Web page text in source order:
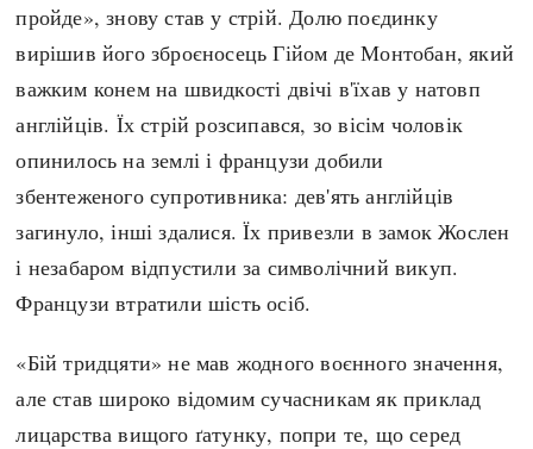
пройде», знову став у стрій. Долю поєдинку
вирішив його зброєносець Гійом де Монтобан, який
важким конем на швидкості двічі в'їхав у натовп
англійців. Їх стрій розсипався, зо вісім чоловік
опинилось на землі і французи добили
збентеженого супротивника: дев'ять англійців
загинуло, інші здалися. Їх привезли в замок Жослен
і незабаром відпустили за символічний викуп.
Французи втратили шість осіб.
«Бій тридцяти» не мав жодного воєнного значення,
але став широко відомим сучасникам як приклад
лицарства вищого ґатунку, попри те, що серед